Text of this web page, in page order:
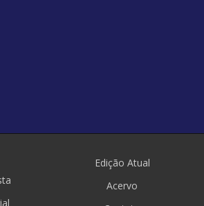
Edição Atual
Acervo